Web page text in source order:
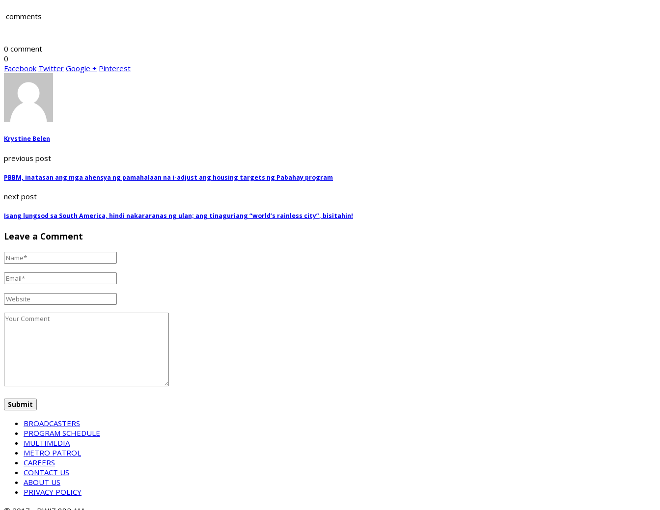
comments
0 comment
0
Facebook Twitter Google + Pinterest
Krystine Belen
previous post
PBBM, inatasan ang mga ahensya ng pamahalaan na i-adjust ang housing targets ng Pabahay program
next post
Isang lungsod sa South America, hindi nakararanas ng ulan; ang tinaguriang “world’s rainless city”, bisitahin!
Leave a Comment
BROADCASTERS
PROGRAM SCHEDULE
MULTIMEDIA
METRO PATROL
CAREERS
CONTACT US
ABOUT US
PRIVACY POLICY